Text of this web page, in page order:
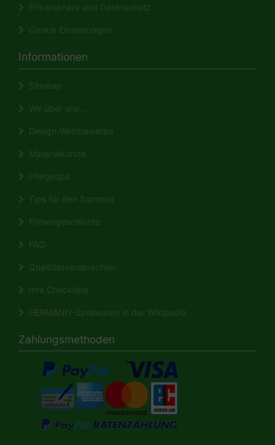
Privatsphäre und Datenschutz
Cookie Einstellungen
Informationen
Sitemap
Wir über uns ...
Design-Wettbewerbe
Materialkunde
Pflegetips
Tips für den Sammler
Firmengeschichte
FAQ
Qualitätsversprechen
Ihre Checkliste
HERMANN-Spielwaren in der Wikipedia
Zahlungsmethoden